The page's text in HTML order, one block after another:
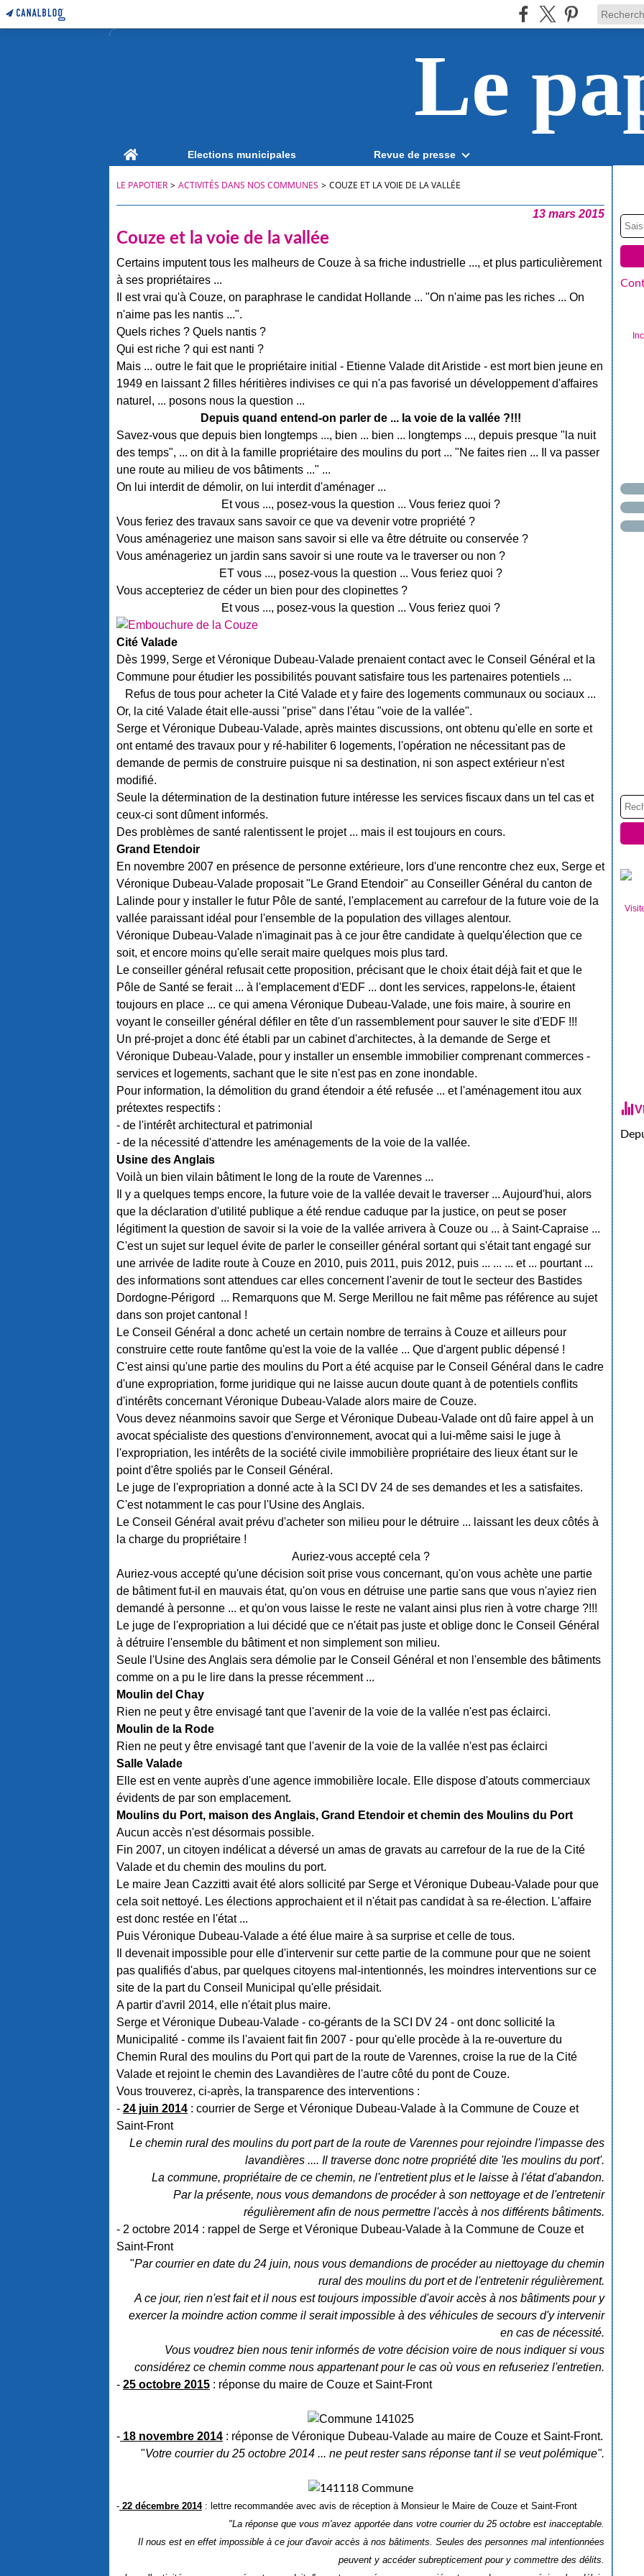
Le
Home Elections municipales Revue de presse
LE PAPOTIER > ACTIVITÉS DANS NOS COMMUNES > COUZE ET LA VOIE DE LA VALLÉE
13 mars 2015
Couze et la voie de la vallée
Certains imputent tous les malheurs de Couze à sa friche industrielle ..., et plus particulièrement
à ses propriétaires ...
Il est vrai qu'à Couze, on paraphrase le candidat Hollande ... "On n'aime pas les riches ... On
n'aime pas les nantis ...".
Quels riches ? Quels nantis ?
Qui est riche ? qui est nanti ?
Mais ... outre le fait que le propriétaire initial - Etienne Valade dit Aristide - est mort bien jeune en
1949 en laissant 2 filles héritières indivises ce qui n'a pas favorisé un développement d'affaires
naturel, ... posons nous la question ...
Depuis quand entend-on parler de ... la voie de la vallée ?!!!
Savez-vous que depuis bien longtemps ..., bien ... bien ... longtemps ..., depuis presque "la nuit
des temps", ... on dit à la famille propriétaire des moulins du port ... "Ne faites rien ... Il va passer
une route au milieu de vos bâtiments ..." ...
On lui interdit de démolir, on lui interdit d'aménager ...
Et vous ..., posez-vous la question ... Vous feriez quoi ?
Vous feriez des travaux sans savoir ce que va devenir votre propriété ?
Vous aménageriez une maison sans savoir si elle va être détruite ou conservée ?
Vous aménageriez un jardin sans savoir si une route va le traverser ou non ?
ET vous ..., posez-vous la question ... Vous feriez quoi ?
Vous accepteriez de céder un bien pour des clopinettes ?
Et vous ..., posez-vous la question ... Vous feriez quoi ?
Cité Valade
Dès 1999, Serge et Véronique Dubeau-Valade prenaient contact avec le Conseil Général et la
Commune pour étudier les possibilités pouvant satisfaire tous les partenaires potentiels ...
Refus de tous pour acheter la Cité Valade et y faire des logements communaux ou sociaux ...
Or, la cité Valade était elle-aussi "prise" dans l'étau "voie de la vallée".
Serge et Véronique Dubeau-Valade, après maintes discussions, ont obtenu qu'elle en sorte et
ont entamé des travaux pour y ré-habiliter 6 logements, l'opération ne nécessitant pas de
demande de permis de construire puisque ni sa destination, ni son aspect extérieur n'est
modifié.
Seule la détermination de la destination future intéresse les services fiscaux dans un tel cas et
ceux-ci sont dûment informés.
Des problèmes de santé ralentissent le projet ... mais il est toujours en cours.
Grand Etendoir
En novembre 2007 en présence de personne extérieure, lors d'une rencontre chez eux, Serge et
Véronique Dubeau-Valade proposait "Le Grand Etendoir" au Conseiller Général du canton de
Lalinde pour y installer le futur Pôle de santé, l'emplacement au carrefour de la future voie de la
vallée paraissant idéal pour l'ensemble de la population des villages alentour.
Véronique Dubeau-Valade n'imaginait pas à ce jour être candidate à quelqu'élection que ce
soit, et encore moins qu'elle serait maire quelques mois plus tard.
Le conseiller général refusait cette proposition, précisant que le choix était déjà fait et que le
Pôle de Santé se ferait ... à l'emplacement d'EDF ... dont les services, rappelons-le, étaient
toujours en place ... ce qui amena Véronique Dubeau-Valade, une fois maire, à sourire en
voyant le conseiller général défiler en tête d'un rassemblement pour sauver le site d'EDF !!!
Un pré-projet a donc été établi par un cabinet d'architectes, à la demande de Serge et
Véronique Dubeau-Valade, pour y installer un ensemble immobilier comprenant commerces -
services et logements, sachant que le site n'est pas en zone inondable.
Pour information, la démolition du grand étendoir a été refusée ... et l'aménagement itou aux
prétextes respectifs :
- de l'intérêt architectural et patrimonial
- de la nécessité d'attendre les aménagements de la voie de la vallée.
Usine des Anglais
Voilà un bien vilain bâtiment le long de la route de Varennes ...
Il y a quelques temps encore, la future voie de la vallée devait le traverser ... Aujourd'hui, alors
que la déclaration d'utilité publique a été rendue caduque par la justice, on peut se poser
légitiment la question de savoir si la voie de la vallée arrivera à Couze ou ... à Saint-Capraise ...
C'est un sujet sur lequel évite de parler le conseiller général sortant qui s'était tant engagé sur
une arrivée de ladite route à Couze en 2010, puis 2011, puis 2012, puis ... ... ... et ... pourtant ...
des informations sont attendues car elles concernent l'avenir de tout le secteur des Bastides
Dordogne-Périgord ... Remarquons que M. Serge Merillou ne fait même pas référence au sujet
dans son projet cantonal !
Le Conseil Général a donc acheté un certain nombre de terrains à Couze et ailleurs pour
construire cette route fantôme qu'est la voie de la vallée ... Que d'argent public dépensé !
C'est ainsi qu'une partie des moulins du Port a été acquise par le Conseil Général dans le cadre
d'une expropriation, forme juridique qui ne laisse aucun doute quant à de potentiels conflits
d'intérêts concernant Véronique Dubeau-Valade alors maire de Couze.
Vous devez néanmoins savoir que Serge et Véronique Dubeau-Valade ont dû faire appel à un
avocat spécialiste des questions d'environnement, avocat qui a lui-même saisi le juge à
l'expropriation, les intérêts de la société civile immobilière propriétaire des lieux étant sur le
point d'être spoliés par le Conseil Général.
Le juge de l'expropriation a donné acte à la SCI DV 24 de ses demandes et les a satisfaites.
C'est notamment le cas pour l'Usine des Anglais.
Le Conseil Général avait prévu d'acheter son milieu pour le détruire ... laissant les deux côtés à
la charge du propriétaire !
Auriez-vous accepté cela ?
Auriez-vous accepté qu'une décision soit prise vous concernant, qu'on vous achète une partie
de bâtiment fut-il en mauvais état, qu'on vous en détruise une partie sans que vous n'ayiez rien
demandé à personne ... et qu'on vous laisse le reste ne valant ainsi plus rien à votre charge ?!!!
Le juge de l'expropriation a lui décidé que ce n'était pas juste et oblige donc le Conseil Général
à détruire l'ensemble du bâtiment et non simplement son milieu.
Seule l'Usine des Anglais sera démolie par le Conseil Général et non l'ensemble des bâtiments
comme on a pu le lire dans la presse récemment ...
Moulin del Chay
Rien ne peut y être envisagé tant que l'avenir de la voie de la vallée n'est pas éclairci.
Moulin de la Rode
Rien ne peut y être envisagé tant que l'avenir de la voie de la vallée n'est pas éclairci
Salle Valade
Elle est en vente auprès d'une agence immobilière locale. Elle dispose d'atouts commerciaux
évidents de par son emplacement.
Moulins du Port, maison des Anglais, Grand Etendoir et chemin des Moulins du Port
Aucun accès n'est désormais possible.
Fin 2007, un citoyen indélicat a déversé un amas de gravats au carrefour de la rue de la Cité
Valade et du chemin des moulins du port.
Le maire Jean Cazzitti avait été alors sollicité par Serge et Véronique Dubeau-Valade pour que
cela soit nettoyé. Les élections approchaient et il n'était pas candidat à sa re-élection. L'affaire
est donc restée en l'état ...
Puis Véronique Dubeau-Valade a été élue maire à sa surprise et celle de tous.
Il devenait impossible pour elle d'intervenir sur cette partie de la commune pour que ne soient
pas qualifiés d'abus, par quelques citoyens mal-intentionnés, les moindres interventions sur ce
site de la part du Conseil Municipal qu'elle présidait.
A partir d'avril 2014, elle n'était plus maire.
Serge et Véronique Dubeau-Valade - co-gérants de la SCI DV 24 - ont donc sollicité la
Municipalité - comme ils l'avaient fait fin 2007 - pour qu'elle procède à la re-ouverture du
Chemin Rural des moulins du Port qui part de la route de Varennes, croise la rue de la Cité
Valade et rejoint le chemin des Lavandières de l'autre côté du pont de Couze.
Vous trouverez, ci-après, la transparence des interventions :
- 24 juin 2014 : courrier de Serge et Véronique Dubeau-Valade à la Commune de Couze et
Saint-Front
Le chemin rural des moulins du port part de la route de Varennes pour rejoindre l'impasse des
lavandières .... Il traverse donc notre propriété dite 'les moulins du port'.
La commune, propriétaire de ce chemin, ne l'entretient plus et le laisse à l'état d'abandon.
Par la présente, nous vous demandons de procéder à son nettoyage et de l'entretenir
régulièrement afin de nous permettre l'accès à nos différents bâtiments.
- 2 octobre 2014 : rappel de Serge et Véronique Dubeau-Valade à la Commune de Couze et
Saint-Front
"Par courrier en date du 24 juin, nous vous demandions de procéder au niettoyage du chemin
rural des moulins du port et de l'entretenir régulièrement.
A ce jour, rien n'est fait et il nous est toujours impossible d'avoir accès à nos bâtiments pour y
exercer la moindre action comme il serait impossible à des véhicules de secours d'y intervenir
en cas de nécessité.
Vous voudrez bien nous tenir informés de votre décision voire de nous indiquer si vous
considérez ce chemin comme nous appartenant pour le cas où vous en refuseriez l'entretien.
- 25 octobre 2015 : réponse du maire de Couze et Saint-Front
- 18 novembre 2014 : réponse de Véronique Dubeau-Valade au maire de Couze et Saint-Front.
"Votre courrier du 25 octobre 2014 ... ne peut rester sans réponse tant il se veut polémique".
- 22 décembre 2014: lettre recommandée avec avis de réception à Monsieur le Maire de Couze et Saint-Front
"La réponse que vous m'avez apportée dans votre courrier du 25 octobre est inacceptable.
Il nous est en effet impossible à ce jour d'avoir accès à nos bâtiments. Seules des personnes mal intentionnées
peuvent y accéder subrepticement pour y commettre des délits.